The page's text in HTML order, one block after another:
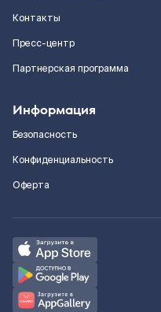
Контакты
Пресс-центр
Партнерская программа
Информация
Безопасность
Конфиденциальность
Оферта